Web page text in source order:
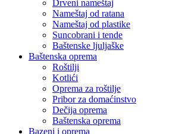
Drveni nameštaj
Nameštaj od ratana
Nameštaj od plastike
Suncobrani i tende
Baštenske ljuljaške
Baštenska oprema
Roštilji
Kotlići
Oprema za roštilje
Pribor za domaćinstvo
Dečija oprema
Baštenska oprema
Bazeni i oprema